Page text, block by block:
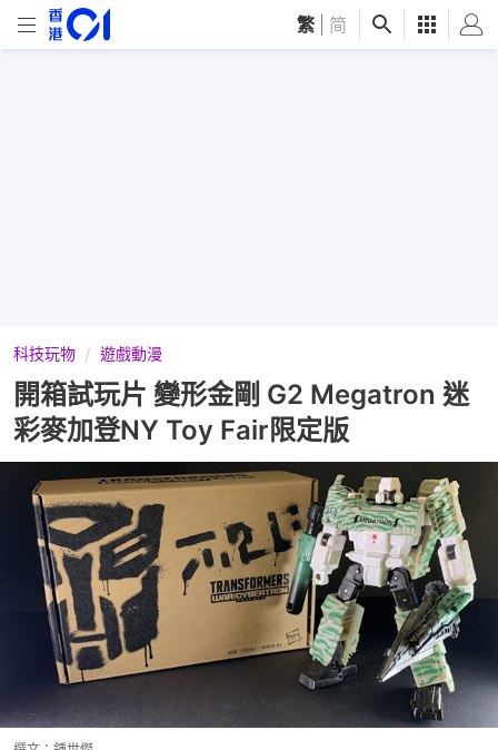
繁 简
科技玩物 遊戲動漫
開箱試玩片 變形金剛 G2 Megatron 迷
彩麥加登NY Toy Fair限定版